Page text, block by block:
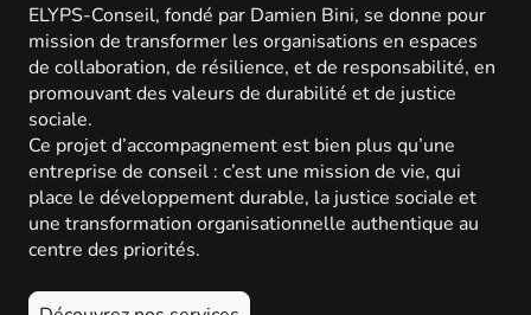
ELYPS-Conseil, fondé par Damien Bini, se donne pour
mission de transformer les organisations en espaces
de collaboration, de résilience, et de responsabilité, en
promouvant des valeurs de durabilité et de justice
sociale.
Ce projet d’accompagnement est bien plus qu’une
entreprise de conseil : c’est une mission de vie, qui
place le développement durable, la justice sociale et
une transformation organisationnelle authentique au
centre des priorités.